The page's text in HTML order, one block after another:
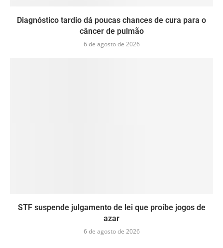
Diagnóstico tardio dá poucas chances de cura para o
câncer de pulmão
6 de agosto de 2026
STF suspende julgamento de lei que proíbe jogos de
azar
6 de agosto de 2026